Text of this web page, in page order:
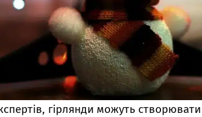
гірлянди можуть